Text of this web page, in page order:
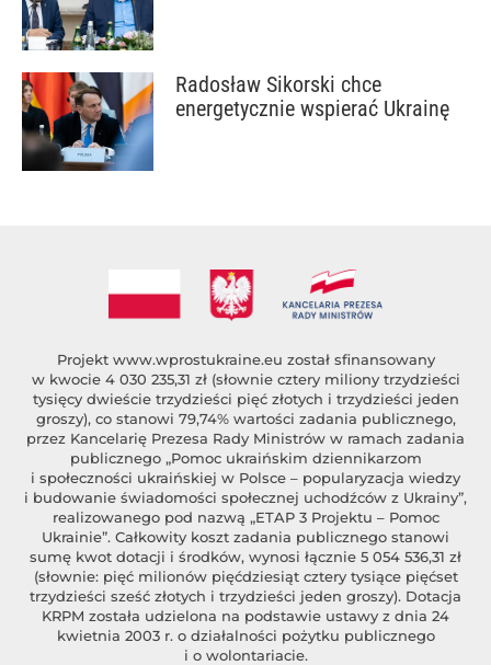
Radosław Sikorski chce
energetycznie wspierać Ukrainę
Projekt www.wprostukraine.eu został sfinansowany
w kwocie 4 030 235,31 zł (słownie cztery miliony trzydzieści
tysięcy dwieście trzydzieści pięć złotych i trzydzieści jeden
groszy), co stanowi 79,74% wartości zadania publicznego,
przez Kancelarię Prezesa Rady Ministrów w ramach zadania
publicznego „Pomoc ukraińskim dziennikarzom
i społeczności ukraińskiej w Polsce – popularyzacja wiedzy
i budowanie świadomości społecznej uchodźców z Ukrainy”,
realizowanego pod nazwą „ETAP 3 Projektu – Pomoc
Ukrainie”. Całkowity koszt zadania publicznego stanowi
sumę kwot dotacji i środków, wynosi łącznie 5 054 536,31 zł
(słownie: pięć milionów pięćdziesiąt cztery tysiące pięćset
trzydzieści sześć złotych i trzydzieści jeden groszy). Dotacja
KRPM została udzielona na podstawie ustawy z dnia 24
kwietnia 2003 r. o działalności pożytku publicznego
i o wolontariacie.